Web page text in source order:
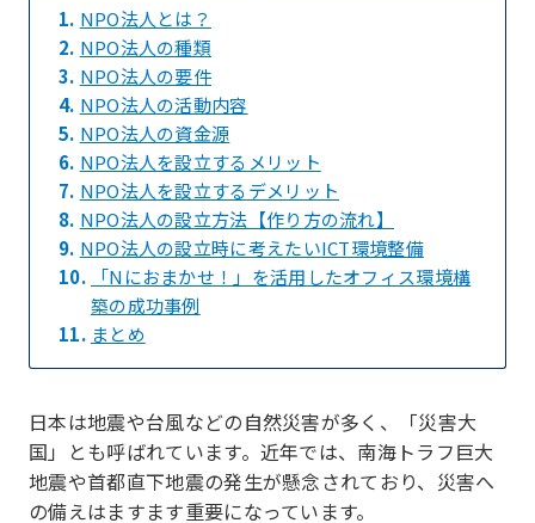
1. NPO法人とは？
2. NPO法人の種類
3. NPO法人の要件
4. NPO法人の活動内容
5. NPO法人の資金源
6. NPO法人を設立するメリット
7. NPO法人を設立するデメリット
8. NPO法人の設立方法【作り方の流れ】
9. NPO法人の設立時に考えたいICT環境整備
10.
「Nにおまかせ！」を活用したオフィス環境構
築の成功事例
11. まとめ
日本は地震や台風などの自然災害が多く、「災害大
国」とも呼ばれています。近年では、南海トラフ巨大
地震や首都直下地震の発生が懸念されており、災害へ
の備えはますます重要になっています。